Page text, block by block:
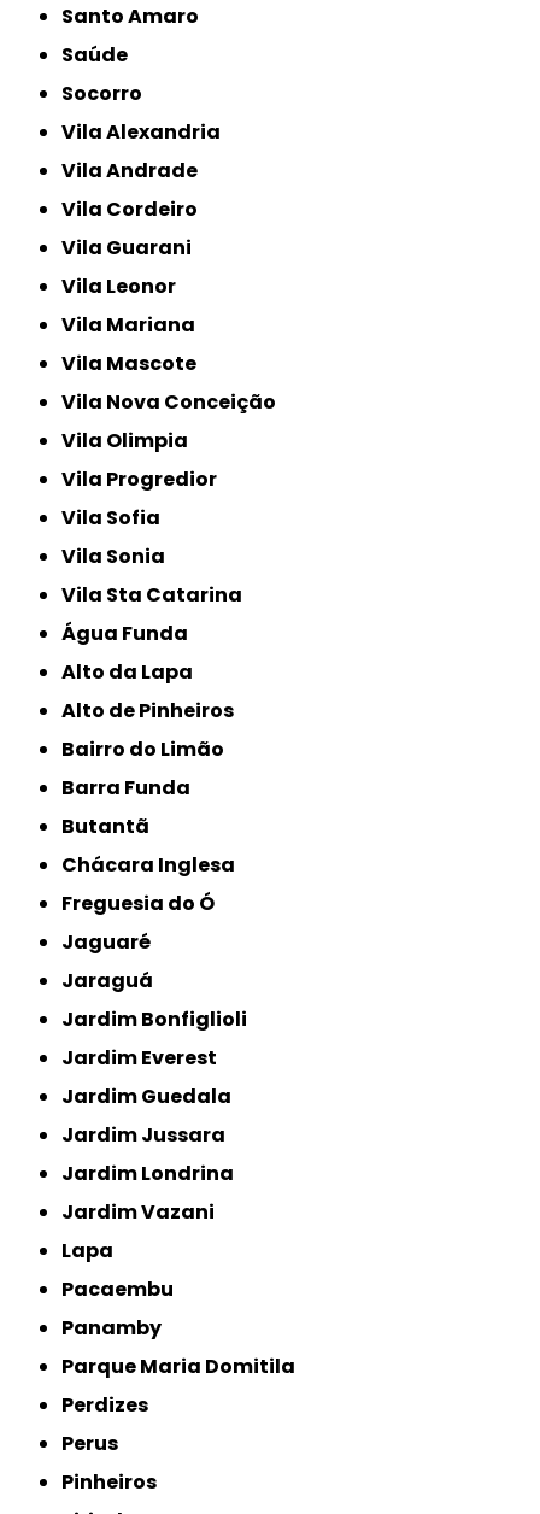
Santo Amaro
Saúde
Socorro
Vila Alexandria
Vila Andrade
Vila Cordeiro
Vila Guarani
Vila Leonor
Vila Mariana
Vila Mascote
Vila Nova Conceição
Vila Olimpia
Vila Progredior
Vila Sofia
Vila Sonia
Vila Sta Catarina
Água Funda
Alto da Lapa
Alto de Pinheiros
Bairro do Limão
Barra Funda
Butantã
Chácara Inglesa
Freguesia do Ó
Jaguaré
Jaraguá
Jardim Bonfiglioli
Jardim Everest
Jardim Guedala
Jardim Jussara
Jardim Londrina
Jardim Vazani
Lapa
Pacaembu
Panamby
Parque Maria Domitila
Perdizes
Perus
Pinheiros